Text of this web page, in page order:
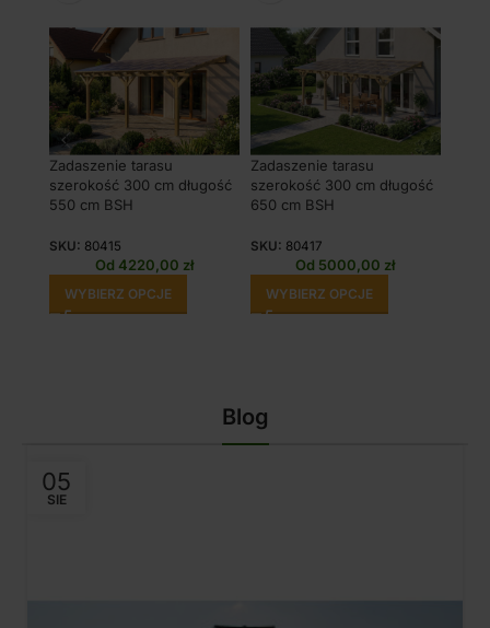
Zadaszenie tarasu
szerokość 300 cm długość
550 cm BSH
SKU: 80415
Od 4220,00 zł
WYBIERZ OPCJE
Zadaszenie tarasu
szerokość 300 cm długość
650 cm BSH
SKU: 80417
Od 5000,00 zł
WYBIERZ OPCJE
Blog
05
SIE